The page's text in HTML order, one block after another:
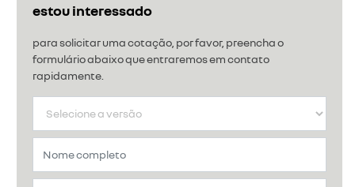
estou interessado
para solicitar uma cotação, por favor, preencha o
formulário abaixo que entraremos em contato
rapidamente.